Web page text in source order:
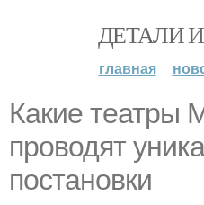
ДЕТАЛИ
главная
Какие театры
проводят
постановки